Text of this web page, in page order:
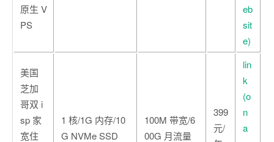
原生 V
PS
eb
sit
e)
美国
芝加
哥双 i
sp 家
宽住
1 核/1G 内存/10
G NVMe SSD
100M 带宽/6
00G 月流量
399
元/
lin
k
(o
n
a